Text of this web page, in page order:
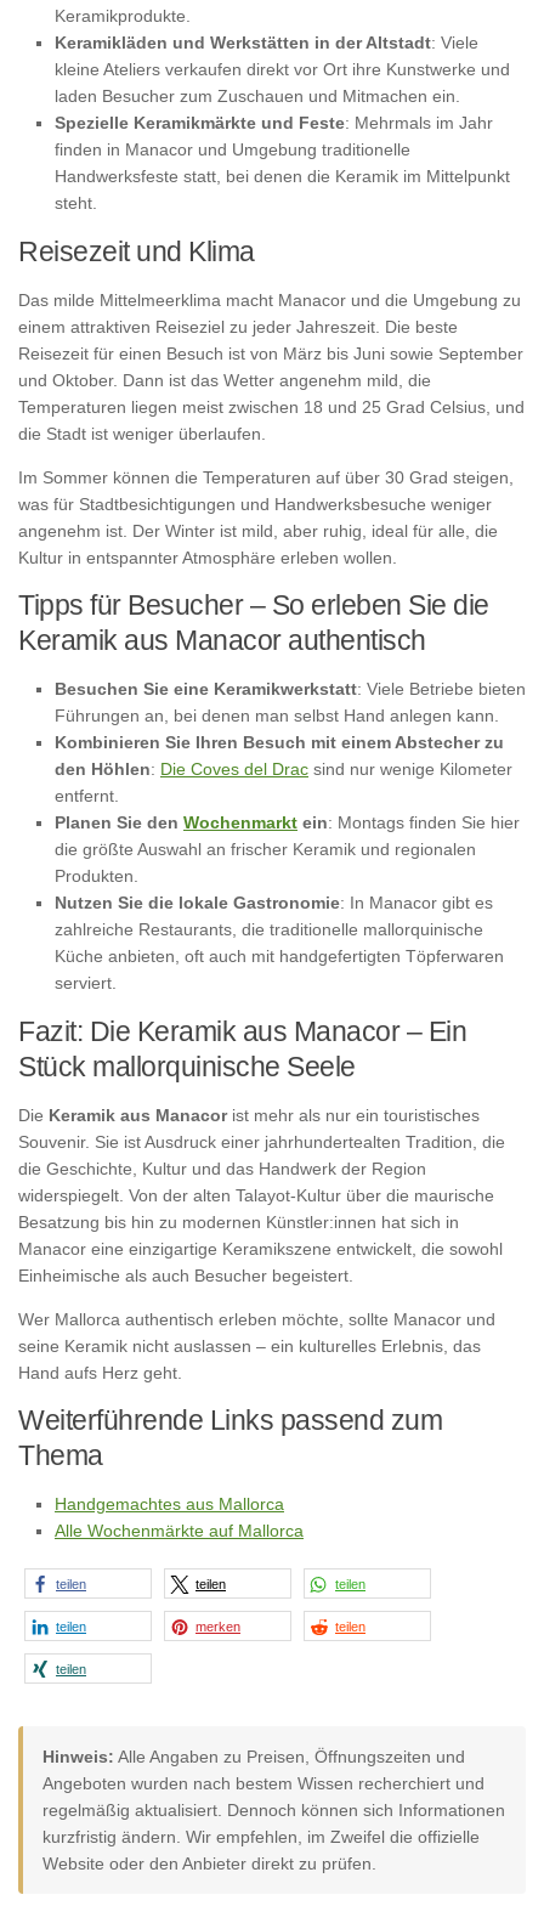
Keramikprodukte.
Keramikläden und Werkstätten in der Altstadt: Viele
kleine Ateliers verkaufen direkt vor Ort ihre Kunstwerke und
laden Besucher zum Zuschauen und Mitmachen ein.
Spezielle Keramikmärkte und Feste: Mehrmals im Jahr
finden in Manacor und Umgebung traditionelle
Handwerksfeste statt, bei denen die Keramik im Mittelpunkt
steht.
Reisezeit und Klima
Das milde Mittelmeerklima macht Manacor und die Umgebung zu
einem attraktiven Reiseziel zu jeder Jahreszeit. Die beste
Reisezeit für einen Besuch ist von März bis Juni sowie September
und Oktober. Dann ist das Wetter angenehm mild, die
Temperaturen liegen meist zwischen 18 und 25 Grad Celsius, und
die Stadt ist weniger überlaufen.
Im Sommer können die Temperaturen auf über 30 Grad steigen,
was für Stadtbesichtigungen und Handwerksbesuche weniger
angenehm ist. Der Winter ist mild, aber ruhig, ideal für alle, die
Kultur in entspannter Atmosphäre erleben wollen.
Tipps für Besucher – So erleben Sie die
Keramik aus Manacor authentisch
Besuchen Sie eine Keramikwerkstatt: Viele Betriebe bieten
Führungen an, bei denen man selbst Hand anlegen kann.
Kombinieren Sie Ihren Besuch mit einem Abstecher zu
den Höhlen: Die Coves del Drac sind nur wenige Kilometer
entfernt.
Planen Sie den Wochenmarkt ein: Montags finden Sie hier
die größte Auswahl an frischer Keramik und regionalen
Produkten.
Nutzen Sie die lokale Gastronomie: In Manacor gibt es
zahlreiche Restaurants, die traditionelle mallorquinische
Küche anbieten, oft auch mit handgefertigten Töpferwaren
serviert.
Fazit: Die Keramik aus Manacor – Ein
Stück mallorquinische Seele
Die Keramik aus Manacorist mehr als nur ein touristisches
Souvenir. Sie ist Ausdruck einer jahrhundertealten Tradition, die
die Geschichte, Kultur und das Handwerk der Region
widerspiegelt. Von der alten Talayot-Kultur über die maurische
Besatzung bis hin zu modernen Künstler:innen hat sich in
Manacor eine einzigartige Keramikszene entwickelt, die sowohl
Einheimische als auch Besucher begeistert.
Wer Mallorca authentisch erleben möchte, sollte Manacor und
seine Keramik nicht auslassen – ein kulturelles Erlebnis, das
Hand aufs Herz geht.
Weiterführende Links passend zum
Thema
Handgemachtes aus Mallorca
Alle Wochenmärkte auf Mallorca
teilen teilen teilen
teilen merken teilen
teilen
Hinweis: Alle Angaben zu Preisen, Öffnungszeiten und
Angeboten wurden nach bestem Wissen recherchiert und
regelmäßig aktualisiert. Dennoch können sich Informationen
kurzfristig ändern. Wir empfehlen, im Zweifel die offizielle
Website oder den Anbieter direkt zu prüfen.